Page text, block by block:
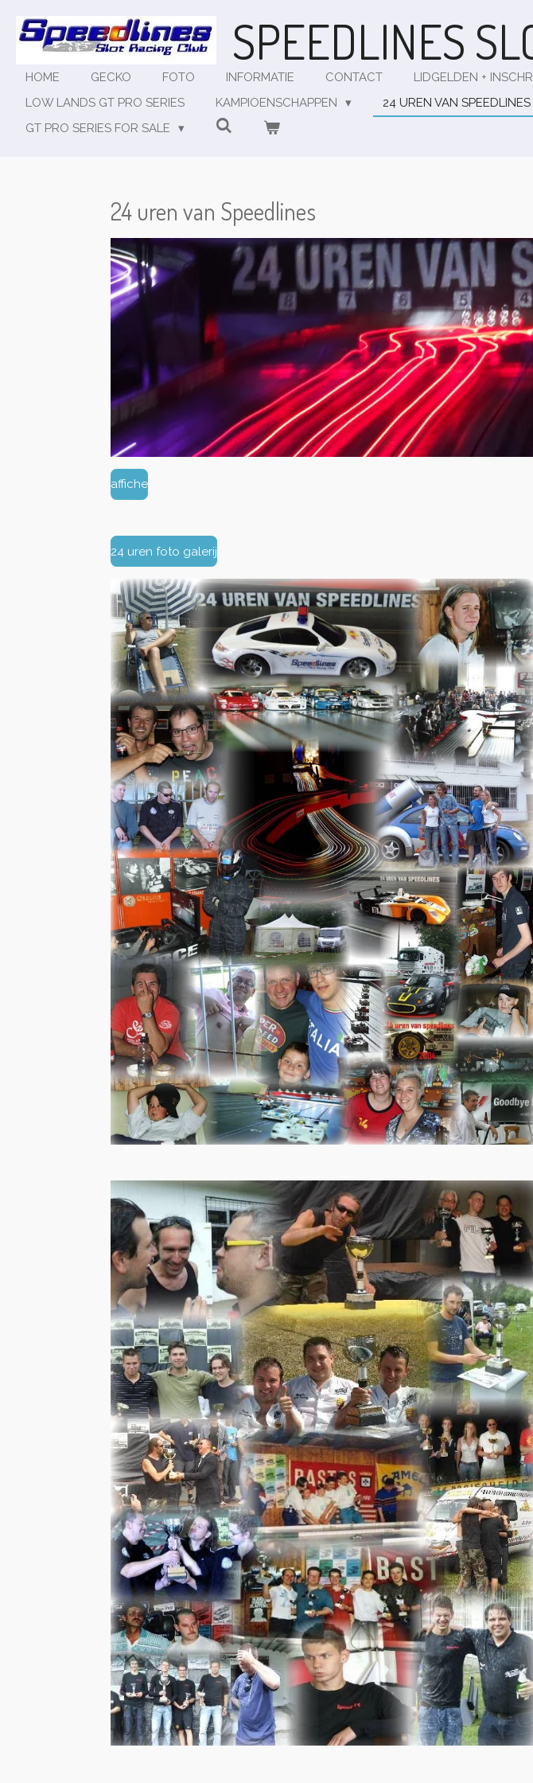
direct
hoofdinhoud
SPEEDLINES
HOME GECKO FOTO INFORMATIE CONTACT LIDGELDEN +
LOW LANDS GT PRO SERIES
KAMPIOENSCHAPPEN 24 UREN VAN SPEEDLINES
GT PRO SERIES FOR SALE
24 uren van Speedlines
affiche
24 uren foto galerij